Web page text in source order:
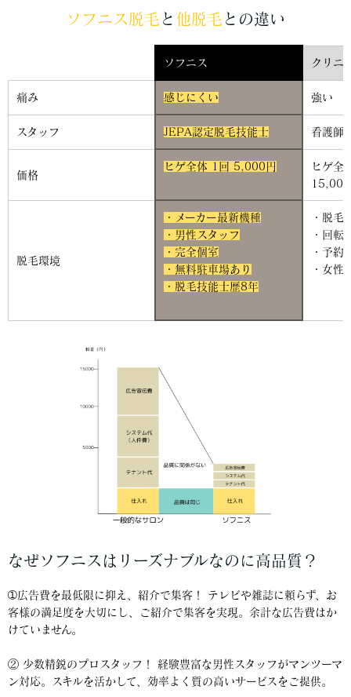
ソフニス脱毛 と 他脱毛 との違い
ソフニス クリニ
痛み 感じにくい 強い
スタッフ JEPA認定脱毛技能士 看護師
価格
ヒゲ全体 1回 5,000円
ヒゲ全
脱毛環境
・メーカー最新機種
・男性スタッフ
・完全個室
・無料駐車場あり
・脱毛技能士歴8年
・脱毛
・回転
・予約
・女性
なぜソフニスはリーズナブルなのに高品質？
➀広告費を最低限に抑え、紹介で集客！ テレビや雑誌に頼らず、お
客様の満足度を大切にし、ご紹介で集客を実現。余計な広告費はか
けていません。
② 少数精鋭のプロスタッフ！ 経験豊富な男性スタッフがマンツーマ
ン対応。スキルを活かして、効率よく質の高いサービスをご提供。